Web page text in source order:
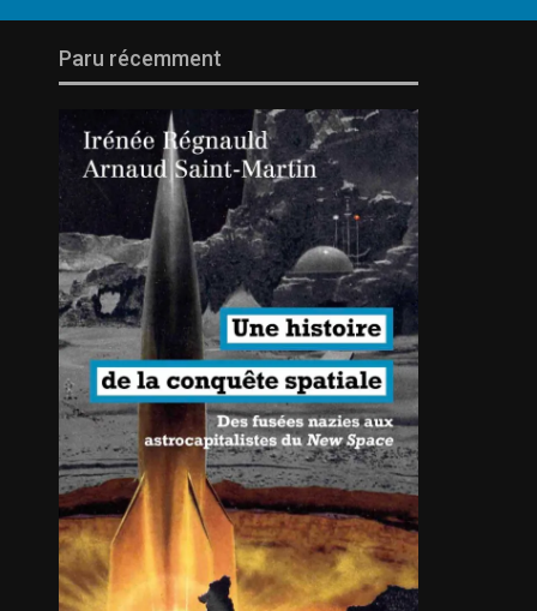
Paru récemment